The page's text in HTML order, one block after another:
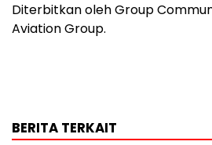
Diterbitkan oleh Group
Aviation Group.
BERITA TERKAIT